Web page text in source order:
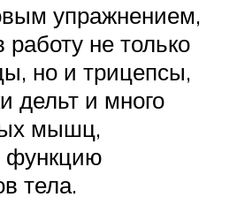
упражнением,
не только
но и трицепсы,
дельт и много
мышц,
тела.